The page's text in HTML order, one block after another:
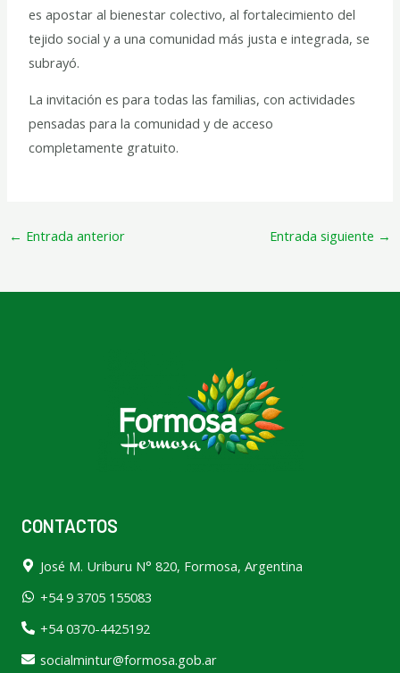
es apostar al bienestar colectivo, al fortalecimiento del
tejido social y a una comunidad más justa e integrada, se
subrayó.
La invitación es para todas las familias, con actividades
pensadas para la comunidad y de acceso
completamente gratuito.
← Entrada anterior Entrada siguiente →
CONTACTOS
José M. Uriburu N° 820, Formosa, Argentina
+54 9 3705 155083
+54 0370-4425192
socialmintur@formosa.gob.ar